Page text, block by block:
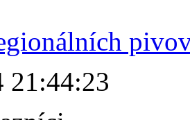
21:44:23